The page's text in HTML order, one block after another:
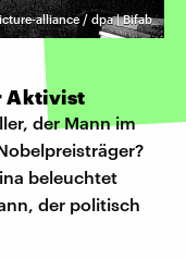
alliance / dpa | Bifab
Aktivist
der Mann im
beleuchtet
der politisch